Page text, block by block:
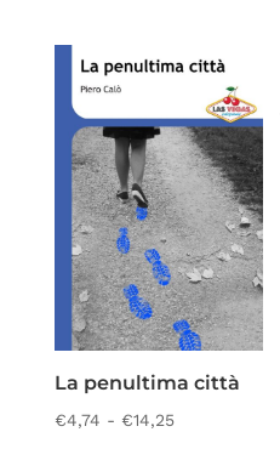
da
€3,79
a
€9,50
La penultima città
€4,74 - €14,25Fascia